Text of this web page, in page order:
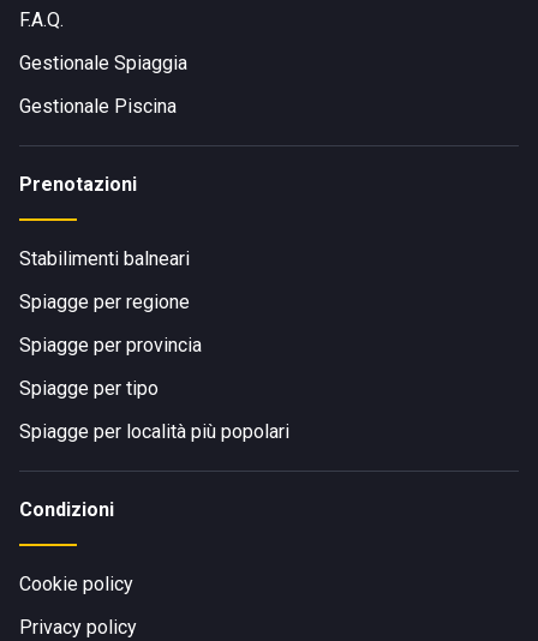
destra. In fondo alla strada potete trovare un'area
parcheggio e dalla rotonda procedere a piedi verso sinistra.
F.A.Q.
Gestionale Spiaggia
Gestionale Piscina
Prenotazioni
Stabilimenti balneari
Spiagge per regione
Spiagge per provincia
Spiagge per tipo
Spiagge per località più popolari
Condizioni
Cookie policy
Privacy policy